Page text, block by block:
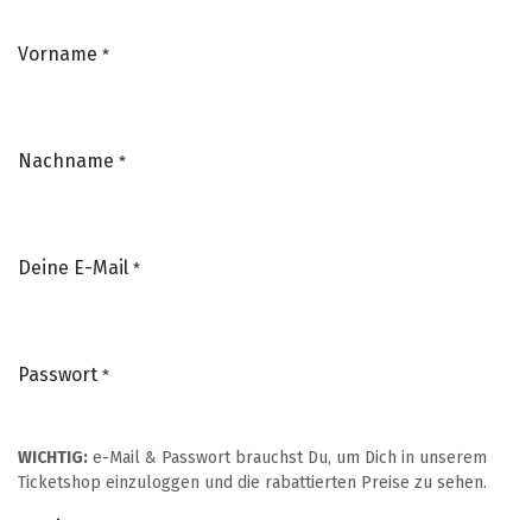
Vorname *
Nachname *
Deine E-Mail *
Passwort *
WICHTIG: e-Mail & Passwort brauchst Du, um Dich in unserem
Ticketshop einzuloggen und die rabattierten Preise zu sehen.